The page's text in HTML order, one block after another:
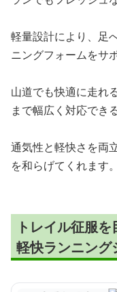
軽量設計により、足
ニングフォームをサ
山道でも快適に走れ
まで幅広く対応でき
通気性と軽快さを両
を和らげてくれます。
トレイル征服
軽快ランニング